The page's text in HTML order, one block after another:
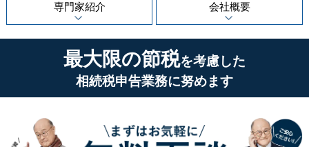
専門家紹介 会社概要
最大限の節税を考慮した
相続税申告業務に努めます